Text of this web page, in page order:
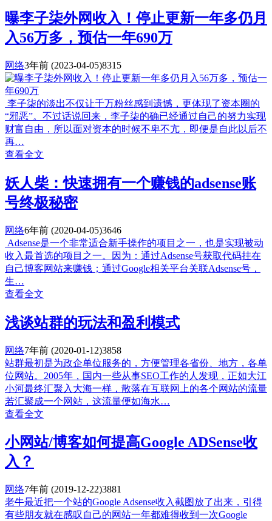
曝李子柒外网收入！停止更新一年多仍月
入56万多，预估一年690万
网络3年前 (2023-04-05)8315
李子柒的淡出不仅让千万粉丝感到遗憾，更体现了资本圈的
“邪恶”。不过话说回来，李子柒的确已经通过自己的努力实现
财富自由，所以面对资本的时候不卑不亢，即便是自此以后不
再…
查看全文
妖人柴：快速拥有一个赚钱的adsense账
号终极秘密
网络6年前 (2020-04-05)3646
Adsense是一个非常适合新手操作的项目之一，也是实现被动
收入最首选的项目之一。因为：通过Adsense号获取代码挂在
自己博客网站来赚钱；通过Google相关平台关联Adsense号，
生…
查看全文
浅谈站群的玩法和盈利模式
网络7年前 (2020-01-12)3858
站群最初是为政企单位服务的，方便管理各省份、地方，各单
位网站。2005年，国内一些从事SEO工作的人发现，正如大江
小河最终汇聚入大海一样，散落在互联网上的各个网站的流量
若汇聚成一个网站，这流量便如海水…
查看全文
小网站/博客如何提高Google ADSense收
入？
网络7年前 (2019-12-22)3881
老牛最近把一个站的Google Adsense收入截图放了出来，引得
有些朋友就在感叹自己的网站一年都难得收到一次Google